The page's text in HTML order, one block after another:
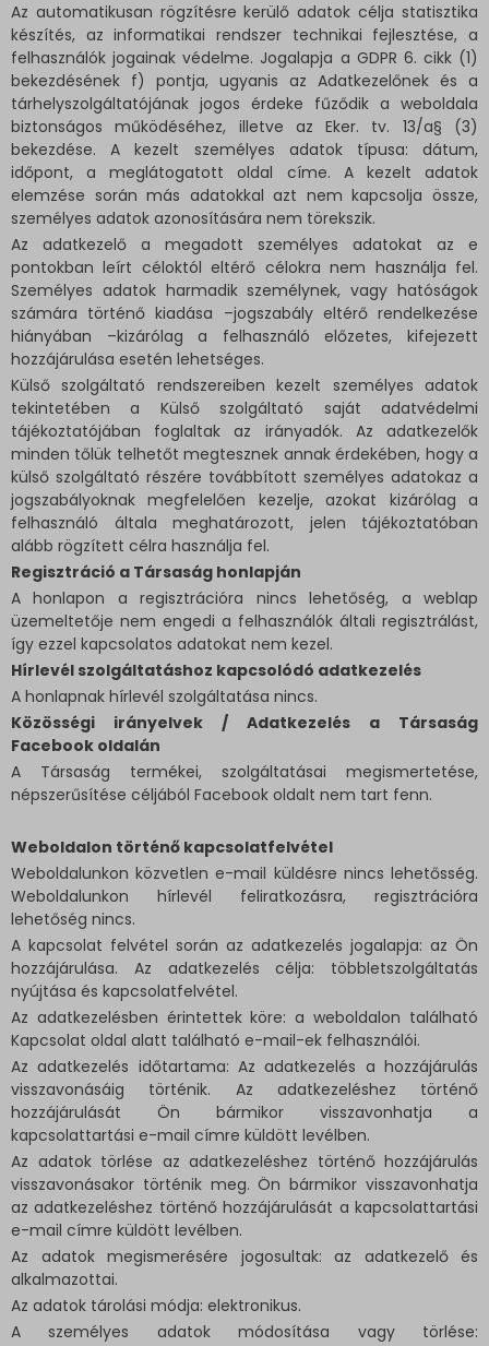
Az automatikusan rögzítésre kerülő adatok célja statisztika
készítés, az informatikai rendszer technikai fejlesztése, a
felhasználók jogainak védelme. Jogalapja a GDPR 6. cikk (1)
bekezdésének f) pontja, ugyanis az Adatkezelőnek és a
tárhelyszolgáltatójának jogos érdeke fűződik a weboldala
biztonságos működéséhez, illetve az Eker. tv. 13/a§ (3)
bekezdése. A kezelt személyes adatok típusa: dátum,
időpont, a meglátogatott oldal címe. A kezelt adatok
elemzése során más adatokkal azt nem kapcsolja össze,
személyes adatok azonosítására nem törekszik.
Az adatkezelő a megadott személyes adatokat az e
pontokban leírt céloktól eltérő célokra nem használja fel.
Személyes adatok harmadik személynek, vagy hatóságok
számára történő kiadása –jogszabály eltérő rendelkezése
hiányában –kizárólag a felhasználó előzetes, kifejezett
hozzájárulása esetén lehetséges.
Külső szolgáltató rendszereiben kezelt személyes adatok
tekintetében a Külső szolgáltató saját adatvédelmi
tájékoztatójában foglaltak az irányadók. Az adatkezelők
minden tőlük telhetőt megtesznek annak érdekében, hogy a
külső szolgáltató részére továbbított személyes adatokaz a
jogszabályoknak megfelelően kezelje, azokat kizárólag a
felhasználó általa meghatározott, jelen tájékoztatóban
alább rögzített célra használja fel.
Regisztráció a Társaság honlapján
A honlapon a regisztrációra nincs lehetőség, a weblap
üzemeltetője nem engedi a felhasználók általi regisztrálást,
így ezzel kapcsolatos adatokat nem kezel.
Hírlevél szolgáltatáshoz kapcsolódó adatkezelés
A honlapnak hírlevél szolgáltatása nincs.
Közösségi irányelvek / Adatkezelés a Társaság
Facebook oldalán
A Társaság termékei, szolgáltatásai megismertetése,
népszerűsítése céljából Facebook oldalt nem tart fenn.
Weboldalon történő kapcsolatfelvétel
Weboldalunkon közvetlen e-mail küldésre nincs lehetősség.
Weboldalunkon hírlevél feliratkozásra, regisztrációra
lehetőség nincs.
A kapcsolat felvétel során az adatkezelés jogalapja: az Ön
hozzájárulása. Az adatkezelés célja: többletszolgáltatás
nyújtása és kapcsolatfelvétel.
Az adatkezelésben érintettek köre: a weboldalon található
Kapcsolat oldal alatt található e-mail-ek felhasználói.
Az adatkezelés időtartama: Az adatkezelés a hozzájárulás
visszavonásáig történik. Az adatkezeléshez történő
hozzájárulását Ön bármikor visszavonhatja a
kapcsolattartási e-mail címre küldött levélben.
Az adatok törlése az adatkezeléshez történő hozzájárulás
visszavonásakor történik meg. Ön bármikor visszavonhatja
az adatkezeléshez történő hozzájárulását a kapcsolattartási
e-mail címre küldött levélben.
Az adatok megismerésére jogosultak: az adatkezelő és
alkalmazottai.
Az adatok tárolási módja: elektronikus.
A személyes adatok módosítása vagy törlése: